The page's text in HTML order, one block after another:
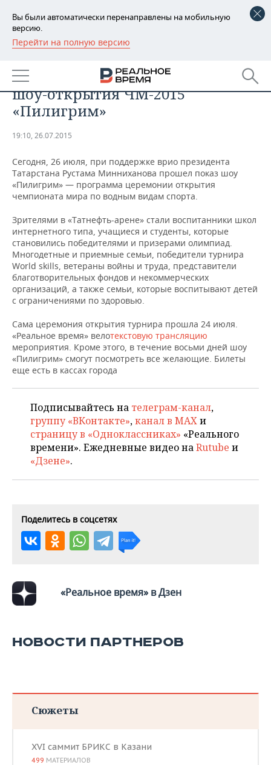
Вы были автоматически перенаправлены на мобильную
версию.
Перейти на полную версию
РЕГИОНЫ
БАШКОРТОСТАН
ТАТАРСТАН
НОВОСТИ
АНАЛИТИКА
КОРОЛИ ГОСЗАКАЗА ПФО
КОМУ ПРИНАДЛЕЖАТ
ТОРГОВЫЕ ЦЕНТРЫ
ТАТАРСТАНА
ФИНАНСЫ
БЮДЖЕТ
ИНВЕСТИЦИИ
НОВОСТИ
ПРОМЫШЛЕННОСТИ
АГРОПРОМ
МАШИНОСТРОЕНИЕ
НЕФТЕХИМИЯ
НЕФТЬ
ОПК
ЭНЕРГЕТИКА
НЕДВИЖИМОСТЬ
НОВОСТИ АВТО
БИЗНЕС
НОВОСТИ БИЗНЕСА
РОЗНИЧНАЯ ТОРГОВЛЯ
ТРАНСПОРТ
УСЛУГИ
ТЕХНОЛОГИИ
НОВОСТИ ТЕХНОЛОГИЙ
IT
МЕДИА
ТЕЛЕКОММУНИКАЦИИ
МЕРОПРИЯТИЯ
НОВОСТИ МЕРОПРИЯТИЙ
ВЫЕЗДНАЯ РЕДАКЦИЯ
БИЗНЕС-БРАНЧИ
ONLINE-КОНФЕРЕНЦИИ
ОТКРЫТАЯ ЛЕКЦИЯ
СПОРТ
НОВОСТИ СПОРТА
ФУТБОЛ
ХОККЕЙ
БАСКЕТБОЛ
ВОЛЕЙБОЛ
ФИГУРНОЕ КАТАНИЕ
ВОДНЫЕ ВИДЫ СПОРТА
ОБЩЕСТВО
НОВОСТИ ОБЩЕСТВА
ВЛАСТЬ
ИНФРАСТРУКТУРА
ИСТОРИЯ
МЕДИЦИНА
ОБРАЗОВАНИЕ
ФОТОГАЛЕРЕЯ
СЮЖЕТЫ
СПРАВОЧНИК
СПИСОК ПЕРСОН
ПОЛНАЯ ВЕРСИЯ
Татарстана стали зрителями
шоу-открытия ЧМ-2015
«Пилигрим»
19:10, 26.07.2015
Сегодня, 26 июля, при поддержке врио президента
Татарстана Рустама Минниханова прошел показ шоу
«Пилигрим» — программа церемонии открытия
чемпионата мира по водным видам спорта.
Зрителями в «Татнефть-арене» стали воспитанники школ
интернетного типа, учащиеся и студенты, которые
становились победителями и призерами олимпиад.
Многодетные и приемные семьи, победители турнира
World skills, ветераны войны и труда, представители
благотворительных фондов и некоммерческих
организаций, а также семьи, которые воспитывают детей
с ограничениями по здоровью.
Сама церемония открытия турнира прошла 24 июля.
«Реальное время» велотекстовую трансляцию
мероприятия. Кроме этого, в течение восьми дней шоу
«Пилигрим» смогут посмотреть все желающие. Билеты
еще есть в кассах города
Подписывайтесь на телеграм-канал,
группу «ВКонтакте»,канал в MAXи
страницу в «Одноклассниках» «Реального
времени». Ежедневные видео наRutube и
«Дзене».
Поделитесь в соцсетях
«Реальное время» в Дзен
НОВОСТИ ПАРТНЕРОВ
Сюжеты
XVI саммит БРИКС в Казани
499 МАТЕРИАЛОВ